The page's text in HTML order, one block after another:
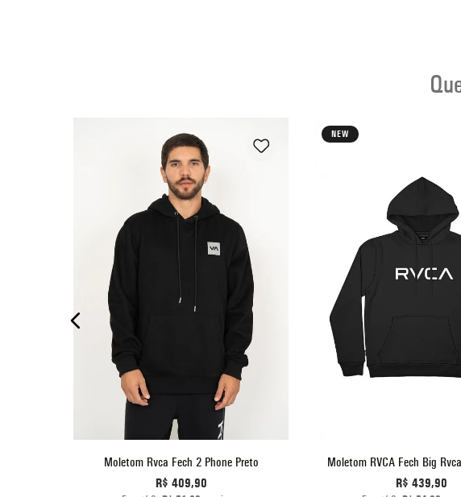
GG
ADICIONAR AO CARRINHO
Moletom Rvca Fech 2 Phone Preto
R$ 409,90
NEW
G1 G2
Moletom RVCA Fech Big
R$ 439,90